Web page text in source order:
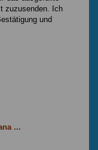
zuzusenden. Ich
und
...